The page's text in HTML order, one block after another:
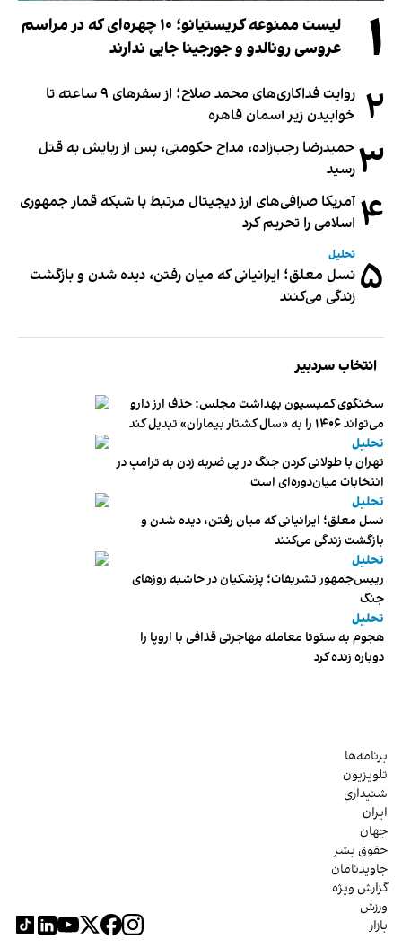
۱
لیست ممنوعه کریستیانو؛ ۱۰ چهره‌ای که در مراسم
عروسی رونالدو و جورجینا جایی ندارند
۲
روایت فداکاری‌های محمد صلاح؛ از سفرهای ۹ ساعته تا
خوابیدن زیر آسمان قاهره
۳ حمیدرضا رجب‌زاده، مداح حکومتی، پس از ربایش به قتل
رسید
۴ آمریکا صرافی‌های ارز دیجیتال مرتبط با شبکه قمار جمهوری
اسلامی را تحریم کرد
۵ تحلیل
نسل معلق؛ ایرانیانی که میان رفتن، دیده شدن و بازگشت
زندگی می‌کنند
انتخاب سردبیر
سخنگوی کمیسیون بهداشت مجلس: حذف ارز دارو
می‌تواند ۱۴۰۶ را به «سال کشتار بیماران» تبدیل کند
تحلیل
تهران با طولانی کردن جنگ در پی ضربه زدن به ترامپ در
انتخابات میان‌دوره‌ای است
تحلیل
نسل معلق؛ ایرانیانی که میان رفتن، دیده شدن و
بازگشت زندگی می‌کنند
تحلیل
رییس‌جمهور تشریفات؛ پزشکیان در حاشیه روزهای
جنگ
تحلیل
هجوم به سئوتا معامله مهاجرتی قذافی با اروپا را
دوباره زنده کرد
برنامه‌ها
تلویزیون
شنیداری
ایران
جهان
حقوق بشر
جاویدنامان
گزارش ویژه
ورزش
بازار